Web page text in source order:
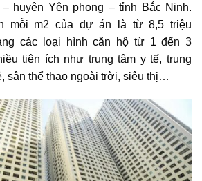
huyện Yên phong – tỉnh Bắc Ninh.
mỗi m2 của dự án là từ 8,5 triệu
các loại hình căn hộ từ 1 đến 3
tiện ích như trung tâm y tế, trung
sân thể thao ngoài trời, siêu thị…